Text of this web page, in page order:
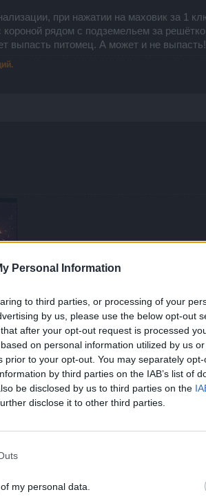
Personal Information
to third parties, or processing of your
by us, please use the below opt-out
after your opt-out request is processed
on personal information utilized by us
prior to your opt-out. You may separately
by third parties on the IAB’s list of
be disclosed by us to third parties on the
disclose it to other third parties.
my personal data.
при нажатии на маховик за 1
рядом с подземельем за
выпасть питомец. А может и не